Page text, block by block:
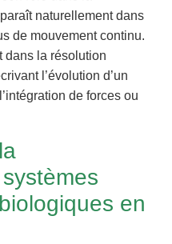
naturellement dans
de mouvement continu.
dans la résolution
l’évolution d’un
de forces ou
en